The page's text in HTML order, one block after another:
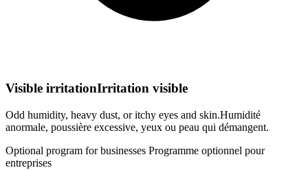
Visible irritationIrritation visible
Odd humidity, heavy dust, or itchy eyes and skin.Humidité
anormale, poussière excessive, yeux ou peau qui démangent.
Optional program for businesses Programme optionnel pour
entreprises